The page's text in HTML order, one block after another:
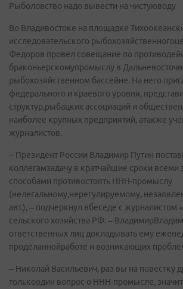
Рыболовство надо вывести на чистуюводу
Во Владивостоке на площадке
исследовательского
Федоров провел совещание по
браконьерскомупромыслу в
рыбохозяйственном бассейне. На него
федерального и краевого уровня,
структур,рыбацких ассоциаций и
наиболее крупных предприятий, атакже
журналистов.
– Президент России Владимир Путин
коллегамзадачу в кратчайшие сроки
способами противостоять ННН-промыслу
(нелегальному,нерегулируемому,
авт.), – подчеркнул вбеседе с журналистом
сельского хозяйства РФ. –
ответственных лиц докладывать ему
проделаннойработе и возникающих
– Николай Васильевич, раз вы на повестку
толькоодин вопрос о ННН-промысле,